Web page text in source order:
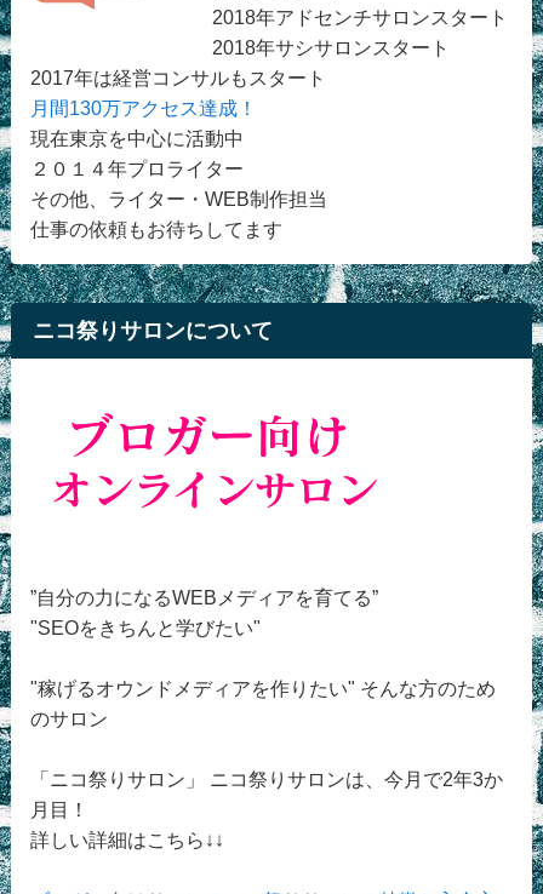
2018年アドセンチサロンスタート
2018年サシサロンスタート
2017年は経営コンサルもスタート
月間130万アクセス達成！
現在東京を中心に活動中
２０１４年プロライター
その他、ライター・WEB制作担当
仕事の依頼もお待ちしてます
ニコ祭りサロンについて
”自分の力になるWEBメディアを育てる”
"SEOをきちんと学びたい"
"稼げるオウンドメディアを作りたい" そんな方のため
のサロン
「ニコ祭りサロン」 ニコ祭りサロンは、今月で2年3か
月目！
詳しい詳細はこちら↓↓